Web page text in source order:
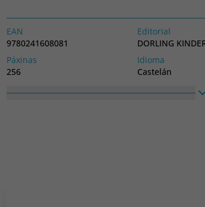
EAN
9780241608081
Editorial
DORLING
Páxinas
256
Idioma
Castelán